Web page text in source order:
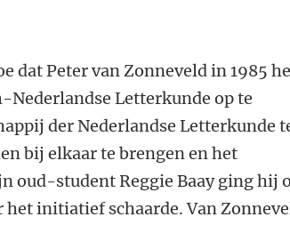
dat Peter van Zonneveld in 1985
Letterkunde op te
der Nederlandse Letterkunde
bij elkaar te brengen en het
oud-student Reggie Baay ging hij
initiatief schaarde. Van